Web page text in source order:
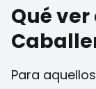
Qué ver
Para